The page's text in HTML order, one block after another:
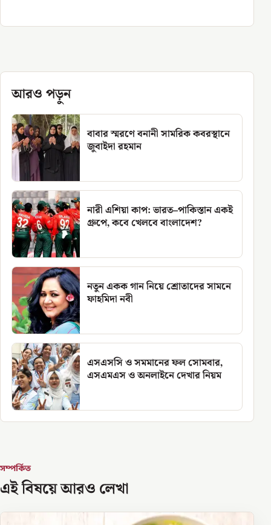
আরও পড়ুন
বাবার স্মরণে বনানী সামরিক কবরস্থানে
জুবাইদা রহমান
নারী এশিয়া কাপ: ভারত–পাকিস্তান একই
গ্রুপে, কবে খেলবে বাংলাদেশ?
নতুন একক গান নিয়ে শ্রোতাদের সামনে
ফাহমিদা নবী
এসএসসি ও সমমানের ফল সোমবার,
এসএমএস ও অনলাইনে দেখার নিয়ম
সম্পর্কিত
এই বিষয়ে আরও লেখা